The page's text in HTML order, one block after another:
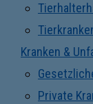
Kranken &
Private